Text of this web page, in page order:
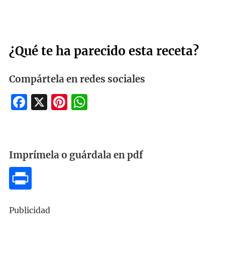
¿Qué te ha parecido esta receta?
Compártela en redes sociales
Facebook
X Pinterest
WhatsApp
Imprímela o guárdala en pdf
Publicidad